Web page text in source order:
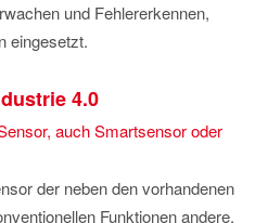
und Fehlererkennen,
eingesetzt.
4.0
auch Smartsensor oder
der neben den vorhandenen
Funktionen andere,